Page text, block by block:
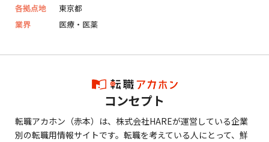
各拠点地
東京都
業界
医療・医薬
コンセプト
転職アカホン（赤本）は、株式会社HAREが運営している企業
別の転職用情報サイトです。転職を考えている人にとって、鮮